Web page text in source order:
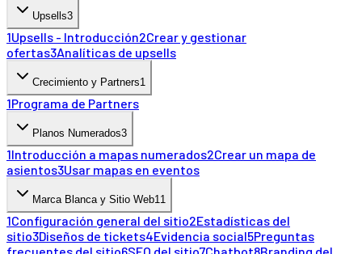
Upsells3
1Upsells - Introducción2Crear y gestionar
ofertas3Analíticas de upsells
Crecimiento y Partners1
1Programa de Partners
Planos Numerados3
1Introducción a mapas numerados2Crear un mapa de
asientos3Usar mapas en eventos
Marca Blanca y Sitio Web11
1Configuración general del sitio2Estadísticas del
sitio3Diseños de tickets4Evidencia social5Preguntas